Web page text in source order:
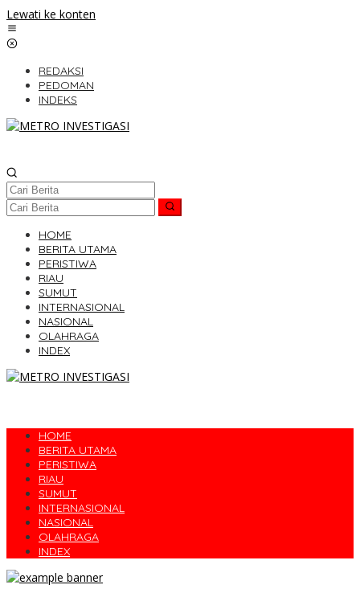
Lewati ke konten
REDAKSI
PEDOMAN
INDEKS
HOME
BERITA UTAMA
PERISTIWA
RIAU
SUMUT
INTERNASIONAL
NASIONAL
OLAHRAGA
INDEX
HOME
BERITA UTAMA
PERISTIWA
RIAU
SUMUT
INTERNASIONAL
NASIONAL
OLAHRAGA
INDEX